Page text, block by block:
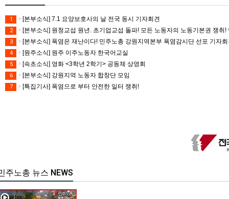
1 [본부소식] 7.1 요양보호사의 날 전국 동시 기자회견
2 [본부소식] 원청교섭 원년. 초기업교섭 돌파! 모든 노동자의 노동기본권 쟁취
3 [본부소식] 폭염은 재난이다! 민주노총 강원지역본부 폭염감시단 선포 기자
4 [원주소식] 원주 이주노동자 한국어교실
5 [속초소식] 영화 <3학년 2학기> 공동체 상영회
6 [본부소식] 강원지역 노동자 합창단 모임
7 [특집기사] 폭염으로 부터 안전한 일터 쟁취!
주노총 뉴스 NEWS